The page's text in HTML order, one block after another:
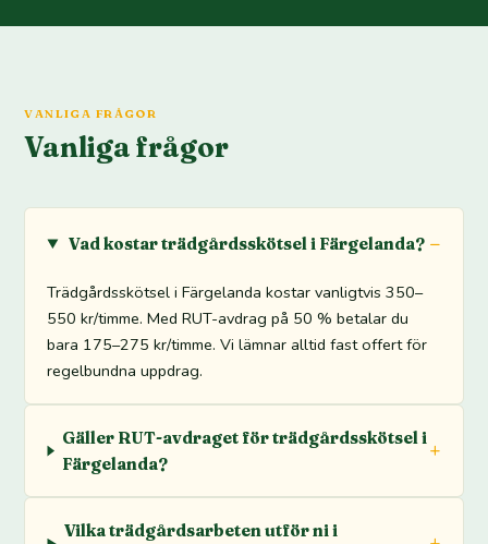
VANLIGA FRÅGOR
Vanliga frågor
Vad kostar trädgårdsskötsel i Färgelanda?
Trädgårdsskötsel i Färgelanda kostar vanligtvis 350–
550 kr/timme. Med RUT-avdrag på 50 % betalar du
bara 175–275 kr/timme. Vi lämnar alltid fast offert för
regelbundna uppdrag.
Gäller RUT-avdraget för trädgårdsskötsel i
Färgelanda?
Vilka trädgårdsarbeten utför ni i